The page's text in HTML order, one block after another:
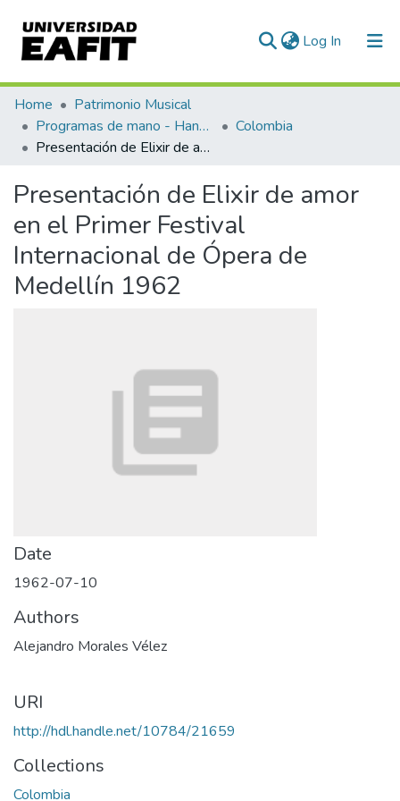
Log In (current)
Communities & Collections
All of DSpace
Home
Patrimonio Musical
Programas de mano - Hand programs
Colombia
Presentación de Elixir de amor en el Primer Festival Internacional de Ópera de Medellín 1962
Presentación de Elixir de amor
en el Primer Festival
Internacional de Ópera de
Medellín 1962
Date
1962-07-10
Authors
Alejandro Morales Vélez
URI
http://hdl.handle.net/10784/21659
Collections
Colombia